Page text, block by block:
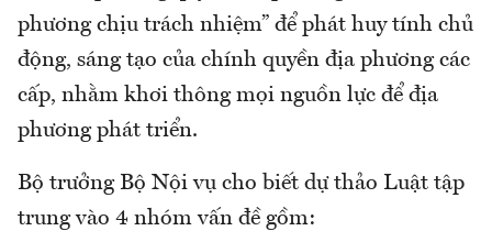
phương chịu trách nhiệm” để phát huy tính chủ
động, sáng tạo của chính quyền địa phương các
cấp, nhằm khơi thông mọi nguồn lực để địa
phương phát triển.
Bộ trưởng Bộ Nội vụ cho biết dự thảo Luật tập
trung vào 4 nhóm vấn đề gồm: